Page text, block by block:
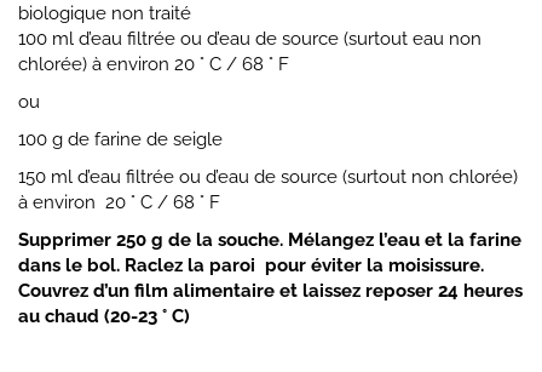
biologique non traité
100 ml d’eau filtrée ou d’eau de source (surtout eau non
chlorée) à environ 20 ° C / 68 ° F
ou
100 g de farine de seigle
150 ml d’eau filtrée ou d’eau de source (surtout non chlorée)
à environ 20 ° C / 68 ° F
Supprimer 250 g de la souche. Mélangez l’eau et la farine
dans le bol. Raclez la paroi pour éviter la moisissure.
Couvrez d’un film alimentaire et laissez reposer 24 heures
au chaud (20-23 ° C)